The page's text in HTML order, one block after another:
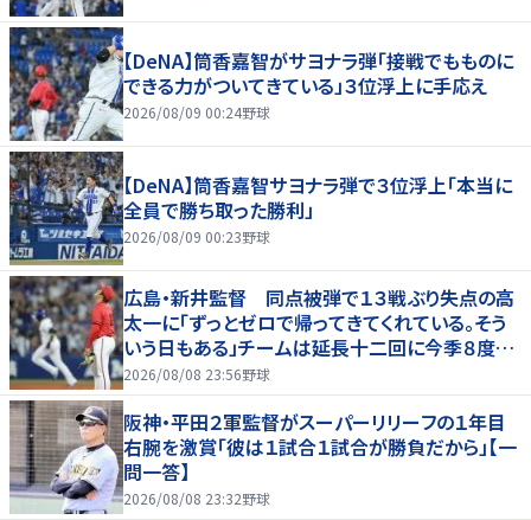
【DeNA】筒香嘉智がサヨナラ弾「接戦でもものに
できる力がついてきている」３位浮上に手応え
2026/08/09 00:24野球
【DeNA】筒香嘉智サヨナラ弾で３位浮上「本当に
全員で勝ち取った勝利」
2026/08/09 00:23野球
広島・新井監督 同点被弾で１３戦ぶり失点の高
太一に「ずっとゼロで帰ってきてくれている。そう
いう日もある」チームは延長十二回に今季８度目
サヨナラ負け
2026/08/08 23:56野球
阪神・平田２軍監督がスーパーリリーフの１年目
右腕を激賞「彼は１試合１試合が勝負だから」【一
問一答】
2026/08/08 23:32野球